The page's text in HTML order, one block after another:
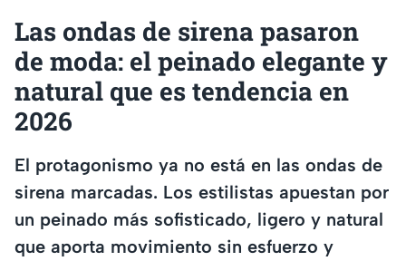
Las ondas de sirena pasaron
de moda: el peinado elegante y
natural que es tendencia en
2026
El protagonismo ya no está en las ondas de
sirena marcadas. Los estilistas apuestan por
un peinado más sofisticado, ligero y natural
que aporta movimiento sin esfuerzo y